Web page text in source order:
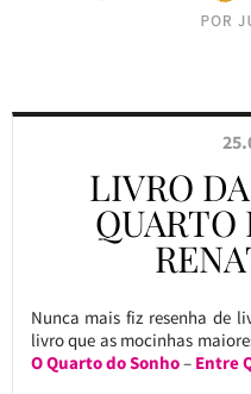
LIVRO
QUARTO
Nunca mais fiz resenha de
livro que as mocinhas
O Quarto do Sonho– Entre